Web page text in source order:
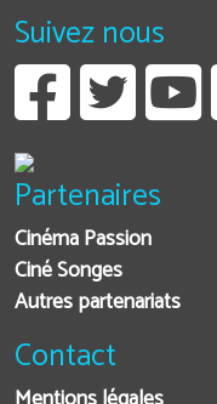
Suivez nous
Partenaires
Cinéma Passion
Ciné Songes
Autres partenariats
Contact